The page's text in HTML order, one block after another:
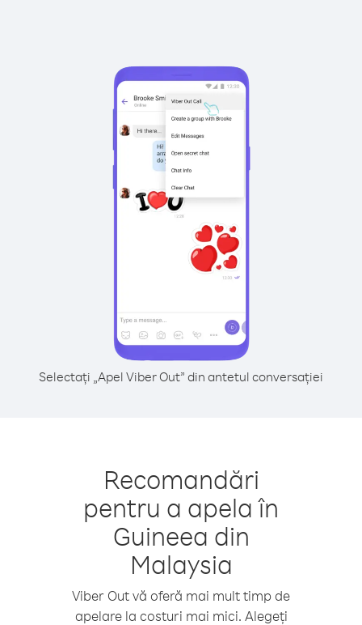
Selectați „Apel Viber Out” din antetul conversației
Recomandări
pentru a apela în
Guineea din
Malaysia
Viber Out vă oferă mai mult timp de
apelare la costuri mai mici. Alegeți